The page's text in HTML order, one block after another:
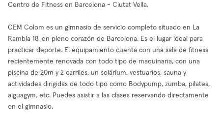
Centro de Fitness en Barcelona - Ciutat Vella.
CEM Colom es un gimnasio de servicio completo situado en La
Rambla 18, en pleno corazón de Barcelona. Es el lugar ideal para
practicar deporte. El equipamiento cuenta con una sala de fitness
recientemente renovada con todo tipo de maquinaria, con una
piscina de 20m y 2 carriles, un solárium, vestuarios, sauna y
actividades dirigidas de todo tipo como Bodypump, zumba, pilates,
aiguagym, etc. Puedes asistir a las clases reservando directamente
en el gimnasio.